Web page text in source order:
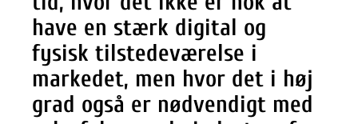
have en stærk digital og
fysisk tilstedeværelse i
markedet, men hvor det i høj
grad også er nødvendigt med